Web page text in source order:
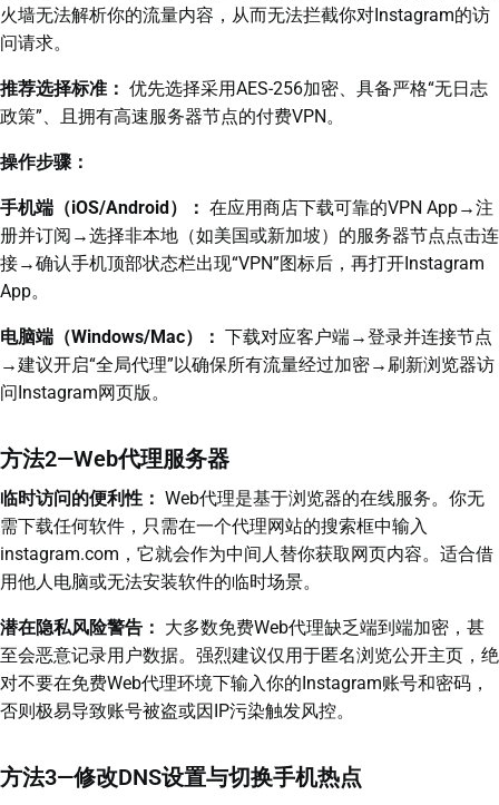
火墙无法解析你的流量内容，从而无法拦截你对Instagram的访
问请求。
推荐选择标准： 优先选择采用AES-256加密、具备严格“无日志
政策”、且拥有高速服务器节点的付费VPN。
操作步骤：
手机端（iOS/Android）： 在应用商店下载可靠的VPN App→注
册并订阅→选择非本地（如美国或新加坡）的服务器节点点击连
接→确认手机顶部状态栏出现“VPN”图标后，再打开Instagram
App。
电脑端（Windows/Mac）： 下载对应客户端→登录并连接节点
→建议开启“全局代理”以确保所有流量经过加密→刷新浏览器访
问Instagram网页版。
方法2—Web代理服务器
临时访问的便利性： Web代理是基于浏览器的在线服务。你无
需下载任何软件，只需在一个代理网站的搜索框中输入
instagram.com，它就会作为中间人替你获取网页内容。适合借
用他人电脑或无法安装软件的临时场景。
潜在隐私风险警告： 大多数免费Web代理缺乏端到端加密，甚
至会恶意记录用户数据。强烈建议仅用于匿名浏览公开主页，绝
对不要在免费Web代理环境下输入你的Instagram账号和密码，
否则极易导致账号被盗或因IP污染触发风控。
方法3—修改DNS设置与切换手机热点